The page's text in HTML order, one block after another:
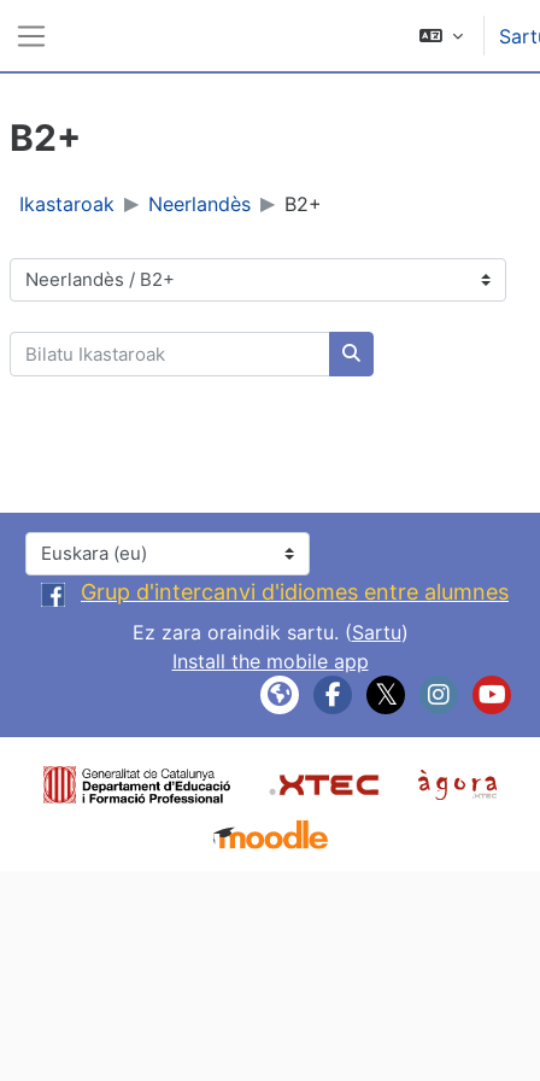
B2+
Ikastaroak Neerlandès B2+
Ikastaro-kategoriak
Bilatu Ikastaroak
Bilatu Ikastaroak
Hizkuntza
Grup d'intercanvi d'idiomes entre alumnes
Ez zara oraindik sartu. (Sartu)
Install the mobile app